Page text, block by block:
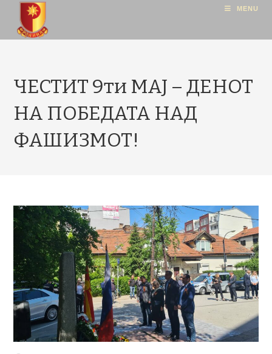
MENU
ЧЕСТИТ 9ти МАЈ – ДЕНОТ
НА ПОБЕДАТА НАД
ФАШИЗМОТ!